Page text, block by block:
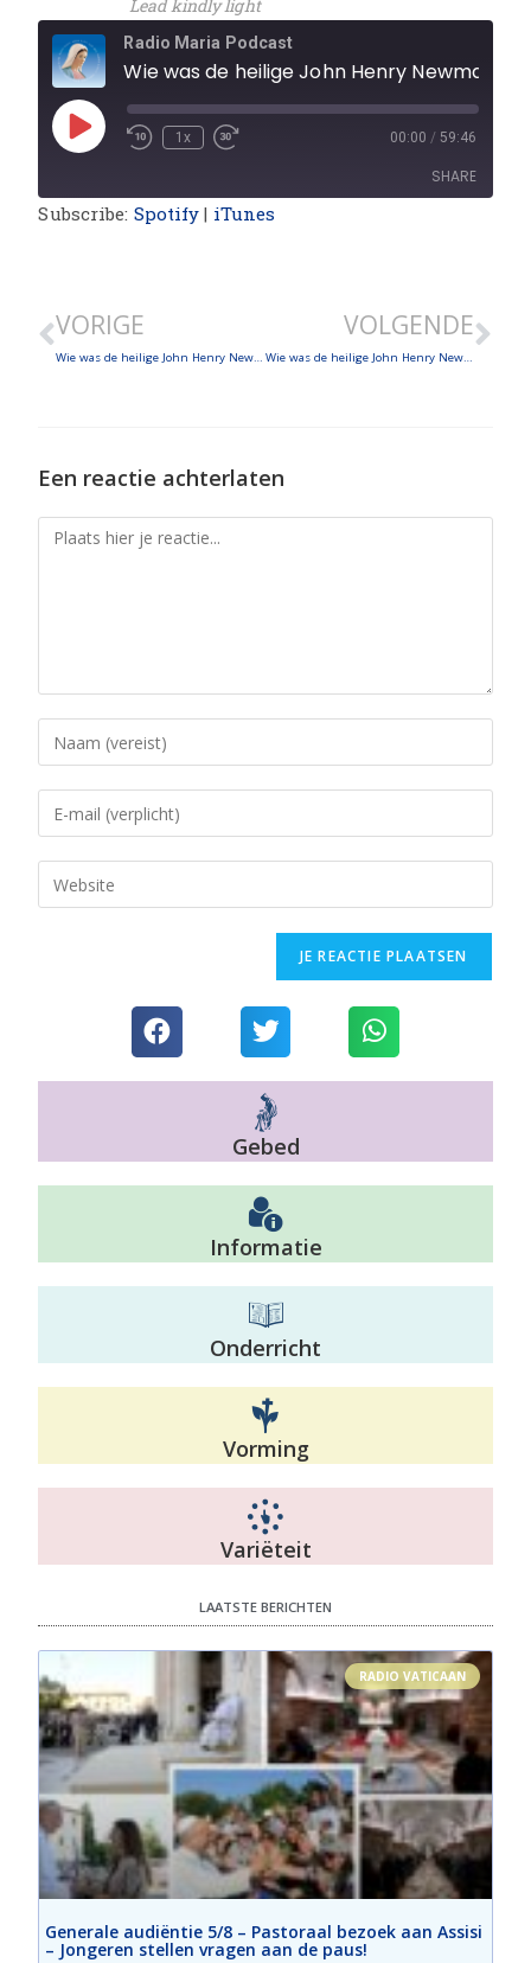
Lead kindly light
Radio Maria Podcast
1x 00:00 / 59:46
SHARE
Subscribe: Spotify | iTunes
VORIGE
Wie was de heilige John Henry Newman, sinds kort uitgeroepen tot kerkleraar? Deel 2: Eerste twijfels over de wortels van de Anglicaanse Kerk
VOLGENDE
Wie was de heilige John Henry Newman, sinds kort uitgeroepen tot kerkleraar? Deel 4: Opname in de katholieke kerk
Een reactie achterlaten
Gebed
Informatie
Onderricht
Vorming
Variëteit
LAATSTE BERICHTEN
RADIO VATICAAN
Generale audiëntie 5/8 – Pastoraal bezoek aan Assisi
– Jongeren stellen vragen aan de paus!